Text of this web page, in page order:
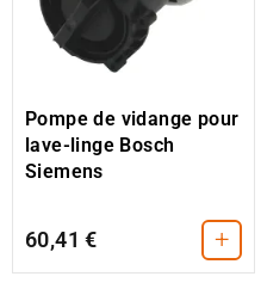
Pompe de vidange pour
lave-linge Bosch
Siemens
60,41 € +